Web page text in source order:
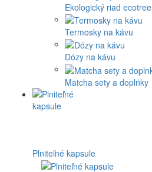
Ekologický riad ecotree
Termosky na kávu
Dózy na kávu
Matcha sety a doplnky
Plniteľné kapsule